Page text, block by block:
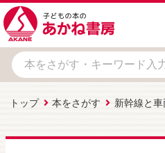
トップ 本をさがす 新幹線と